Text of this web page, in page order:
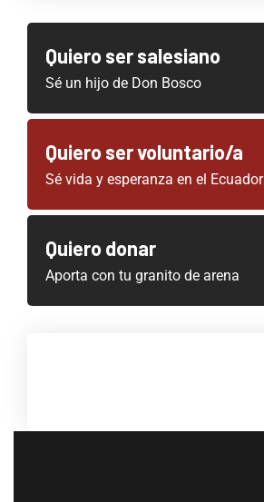
Quiero ser salesiano
Sé un hijo de Don Bosco
Quiero ser voluntario/a
Sé vida y esperanza en el Ecuador
Quiero donar
Aporta con tu granito de arena